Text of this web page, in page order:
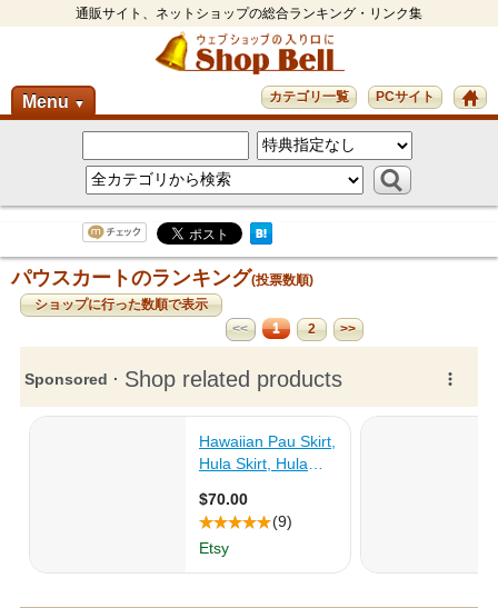
通販サイト、ネットショップの総合ランキング・リンク集
Menu ▼ PCサイト
カテゴリ一覧
パウスカートのランキング(投票数順)
ショップに行った数順で表示
<<
1 2 >>